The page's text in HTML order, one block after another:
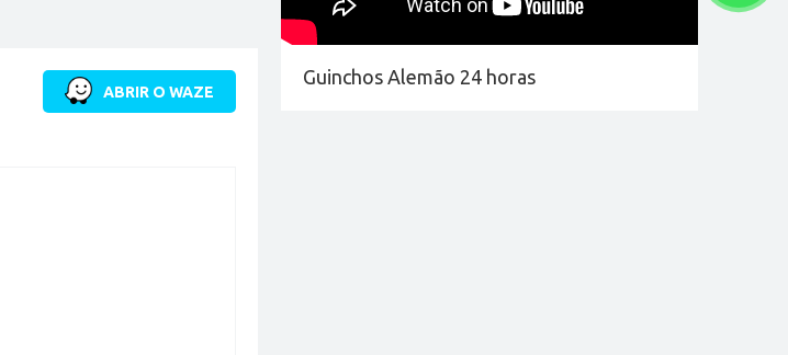
ABRIR O WAZE
Guinchos Alemão 24 horas